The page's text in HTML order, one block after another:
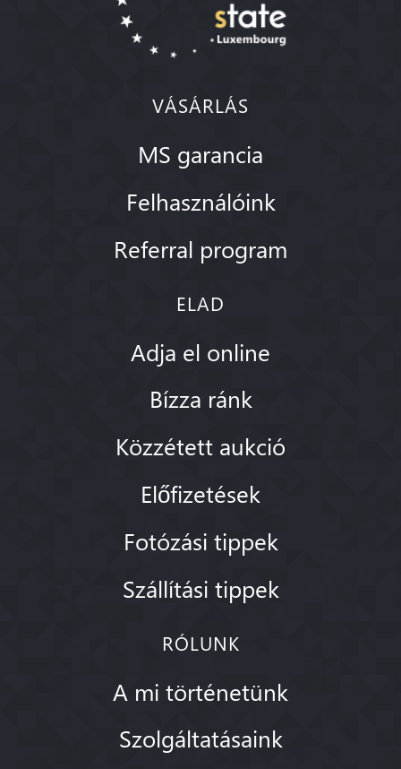
VÁSÁRLÁS
MS garancia
Felhasználóink
Referral program
ELAD
Adja el online
Bízza ránk
Közzétett aukció
Előfizetések
Fotózási tippek
Szállítási tippek
RÓLUNK
A mi történetünk
Szolgáltatásaink